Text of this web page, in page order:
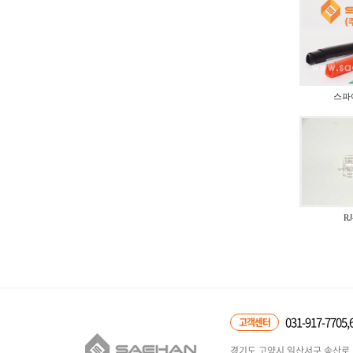
스파
고객센터 031-917-